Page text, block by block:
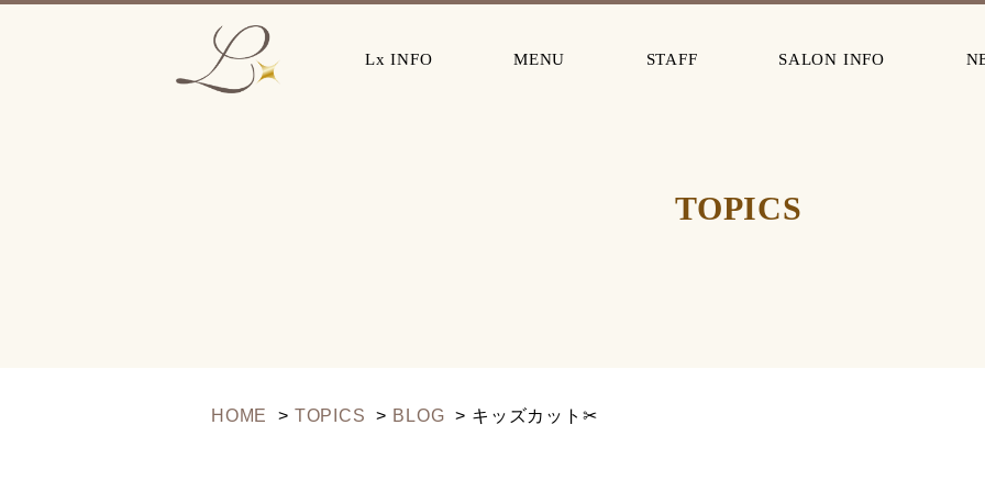
Lx INFO MENU STAFF SALON INFO
TOPICS
HOME TOPICS BLOG キッズカット✂︎